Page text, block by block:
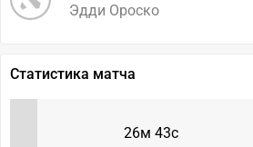
Эдди Ороско
Статистика матча
26м 43с